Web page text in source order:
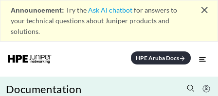
Announcement: Try theAsk AI chatbotfor answers to
your technical questions about Juniper products and
solutions.
close
HPE Aruba Docsarrow_forward
Documentation